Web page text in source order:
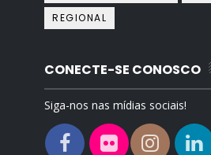
REGIONAL
CONECTE-SE CONOSCO
Siga-nos nas mídias sociais!